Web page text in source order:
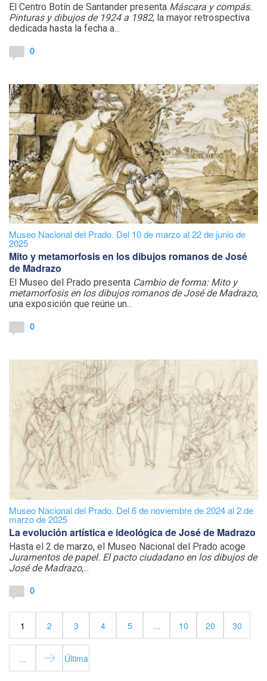
El Centro Botín de Santander presenta Máscara y compás.
Pinturas y dibujos de 1924 a 1982, la mayor retrospectiva
dedicada hasta la fecha a...
0
Museo Nacional del Prado. Del 10 de marzo al 22 de junio de
2025
Mito y metamorfosis en los dibujos romanos de José
de Madrazo
El Museo del Prado presenta Cambio de forma: Mito y
metamorfosis en los dibujos romanos de José de Madrazo,
una exposición que reúne un...
0
Museo Nacional del Prado. Del 6 de noviembre de 2024 al 2 de
marzo de 2025
La evolución artística e ideológica de José de Madrazo
Hasta el 2 de marzo, el Museo Nacional del Prado acoge
Juramentos de papel. El pacto ciudadano en los dibujos de
José de Madrazo,...
0
1 2 3 4 5 ... 10 20 30
... Última